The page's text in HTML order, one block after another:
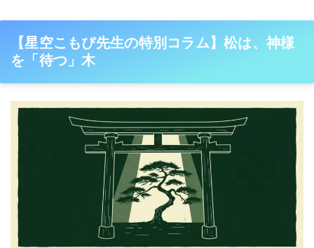
【星空こもぴ先生の特別コラム】松は、神様
を「待つ」木